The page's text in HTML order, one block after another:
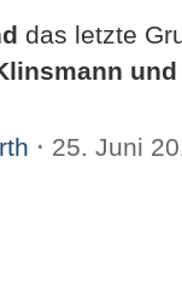
das letzte
und
⋅ 25. Juni